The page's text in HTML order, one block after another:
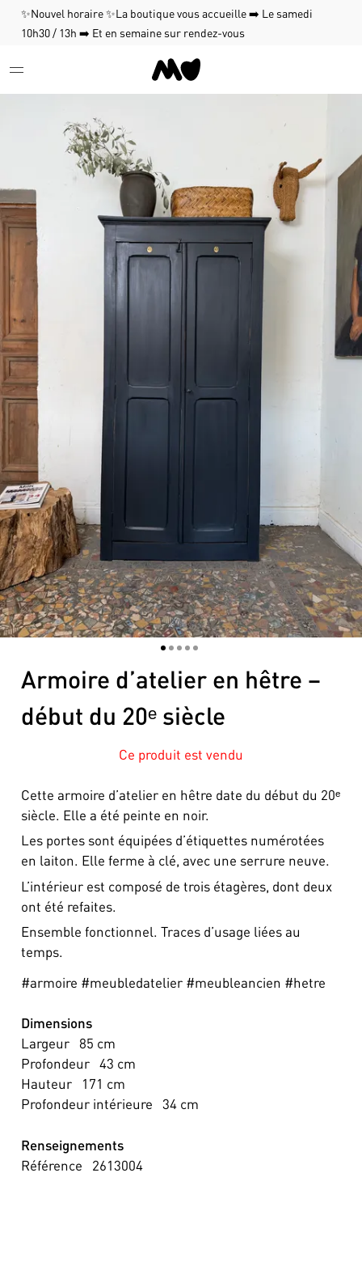
✨Nouvel horaire ✨La boutique vous accueille ➡️ Le samedi
10h30 / 13h ➡️ Et en semaine sur rendez-vous
12345
Armoire d’atelier en hêtre –
début du 20ᵉ siècle
Ce produit est vendu
Cette armoire d’atelier en hêtre date du début du 20ᵉ
siècle. Elle a été peinte en noir.
Les portes sont équipées d’étiquettes numérotées
en laiton. Elle ferme à clé, avec une serrure neuve.
L’intérieur est composé de trois étagères, dont deux
ont été refaites.
Ensemble fonctionnel. Traces d’usage liées au
temps.
#armoire #meubledatelier #meubleancien #hetre
Dimensions
Largeur
85 cm
Profondeur 43 cm
Hauteur
171 cm
Profondeur intérieure
34 cm
Renseignements
Référence
2613004